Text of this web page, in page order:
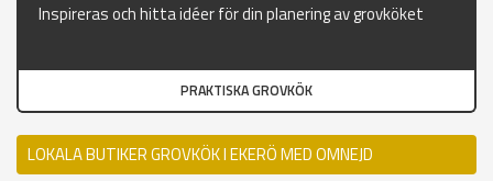
Inspireras och hitta idéer för din planering av grovköket
PRAKTISKA GROVKÖK
LOKALA BUTIKER GROVKÖK I EKERÖ MED OMNEJD